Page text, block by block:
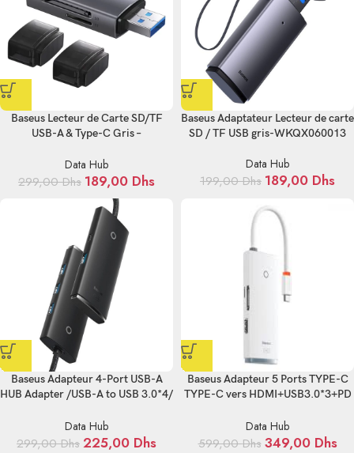
Baseus Lecteur de Carte SD/TF
USB-A & Type-C Gris –
Data Hub
299,00Dhs 189,00 Dhs
Baseus Adaptateur Lecteur de carte
SD / TF USB gris-WKQX060013
Data Hub
199,00Dhs 189,00 Dhs
Baseus Adapteur 4-Port USB-A
HUB Adapter /USB-A to USB 3.0*4/
Data Hub
299,00Dhs225,00 Dhs
Baseus Adapteur 5 Ports TYPE-C
TYPE-C vers HDMI+USB3.0*3+PD
Data Hub
599,00Dhs 349,00 Dhs